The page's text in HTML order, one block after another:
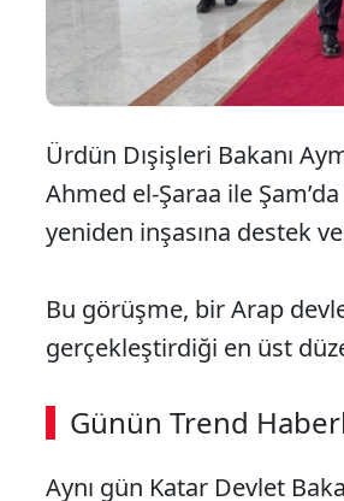
Ürdün Dışişleri Bakanı
Ahmed el-Şaraa ile
yeniden inşasına destek
Bu görüşme, bir Arap
gerçekleştirdiği en üst
Günün Trend
Aynı gün Katar Devlet